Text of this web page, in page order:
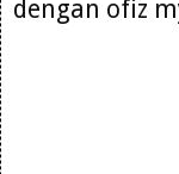
dengan ofiz